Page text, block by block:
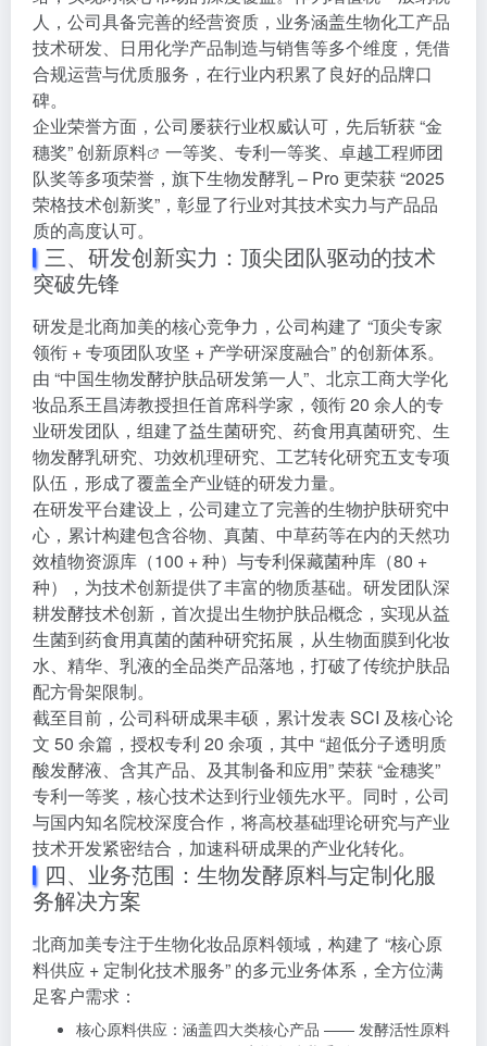
人，公司具备完善的经营资质，业务涵盖生物化工产品
技术研发、日用化学产品制造与销售等多个维度，凭借
合规运营与优质服务，在行业内积累了良好的品牌口
碑。
企业荣誉方面，公司屡获行业权威认可，先后斩获 “金
穗奖” 创新原料
一等奖、专利一等奖、卓越工程师团
队奖等多项荣誉，旗下生物发酵乳 – Pro 更荣获 “2025
荣格技术创新奖”，彰显了行业对其技术实力与产品品
质的高度认可。
三、研发创新实力：顶尖团队驱动的技术
突破先锋
研发是北商加美的核心竞争力，公司构建了 “顶尖专家
领衔 + 专项团队攻坚 + 产学研深度融合” 的创新体系。
由 “中国生物发酵护肤品研发第一人”、北京工商大学化
妆品系王昌涛教授担任首席科学家，领衔 20 余人的专
业研发团队，组建了益生菌研究、药食用真菌研究、生
物发酵乳研究、功效机理研究、工艺转化研究五支专项
队伍，形成了覆盖全产业链的研发力量。
在研发平台建设上，公司建立了完善的生物护肤研究中
心，累计构建包含谷物、真菌、中草药等在内的天然功
效植物资源库（100 + 种）与专利保藏菌种库（80 +
种），为技术创新提供了丰富的物质基础。研发团队深
耕发酵技术创新，首次提出生物护肤品概念，实现从益
生菌到药食用真菌的菌种研究拓展，从生物面膜到化妆
水、精华、乳液的全品类产品落地，打破了传统护肤品
配方骨架限制。
截至目前，公司科研成果丰硕，累计发表 SCI 及核心论
文 50 余篇，授权专利 20 余项，其中 “超低分子透明质
酸发酵液、含其产品、及其制备和应用” 荣获 “金穗奖”
专利一等奖，核心技术达到行业领先水平。同时，公司
与国内知名院校深度合作，将高校基础理论研究与产业
技术开发紧密结合，加速科研成果的产业化转化。
四、业务范围：生物发酵原料与定制化服
务解决方案
北商加美专注于生物化妆品原料领域，构建了 “核心原
料供应 + 定制化技术服务” 的多元业务体系，全方位满
足客户需求：
核心原料供应：涵盖四大类核心产品 —— 发酵活性原料